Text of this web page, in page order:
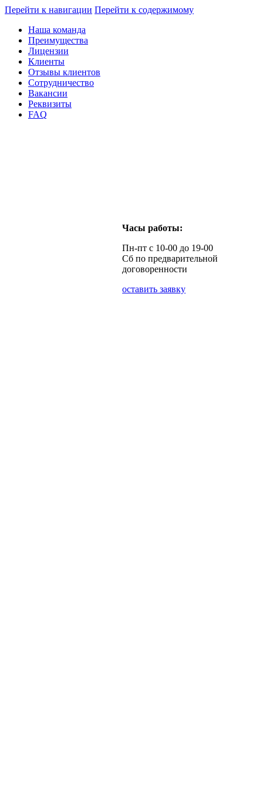
Перейти к навигации Перейти к содержимому
Наша команда
Преимущества
Лицензии
Клиенты
Отзывы клиентов
Сотрудничество
Вакансии
Реквизиты
FAQ
Часы работы:
Пн-пт с 10-00 до 19-00
Сб по предварительной
договоренности
оставить заявку